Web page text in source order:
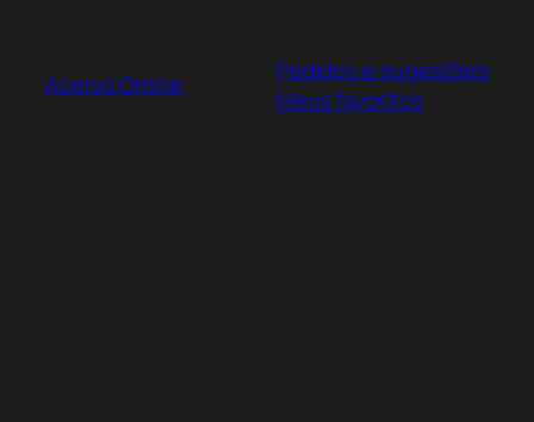
Acervo Online
Pedidos e sugestões
Meus favoritos